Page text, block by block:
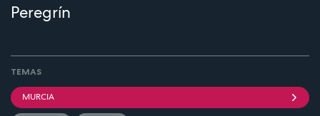
Peregrín
TEMAS
MURCIA